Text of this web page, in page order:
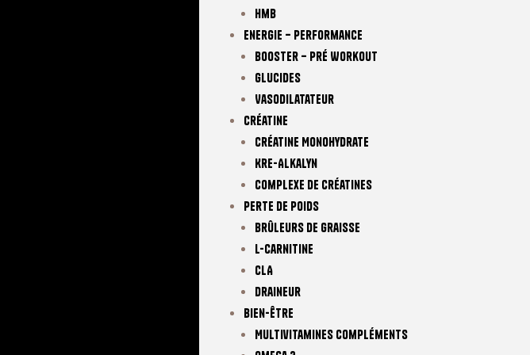
Hmb
Energie – Performance
Booster – Pré Workout
Glucides
Vasodilatateur
Créatine
Créatine Monohydrate
Kre-Alkalyn
Complexe De Créatines
Perte De Poids
Brûleurs De Graisse
L-Carnitine
CLA
Draineur
Bien-Être
Multivitamines Compléments